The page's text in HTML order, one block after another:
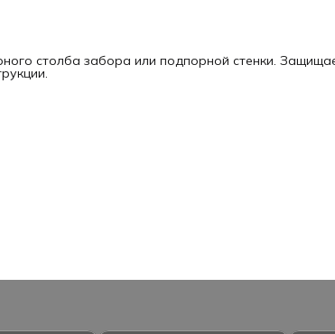
столба забора или подпорной стенки.